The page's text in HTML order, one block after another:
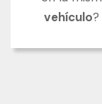
vehículo